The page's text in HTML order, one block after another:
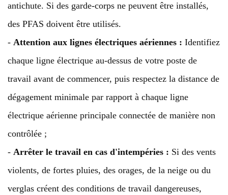
antichute. Si des garde-corps ne peuvent être installés,
des PFAS doivent être utilisés.
- Attention aux lignes électriques aériennes : Identifiez
chaque ligne électrique au-dessus de votre poste de
travail avant de commencer, puis respectez la distance de
dégagement minimale par rapport à chaque ligne
électrique aérienne principale connectée de manière non
contrôlée ;
- Arrêter le travail en cas d'intempéries : Si des vents
violents, de fortes pluies, des orages, de la neige ou du
verglas créent des conditions de travail dangereuses,